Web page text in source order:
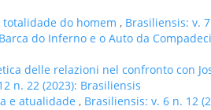
totalidade do homem , Brasiliensis: v.
do Inferno e o Auto da
delle relazioni nel confronto con
n. 22 (2023): Brasiliensis
e atualidade , Brasiliensis: v. 6 n. 12